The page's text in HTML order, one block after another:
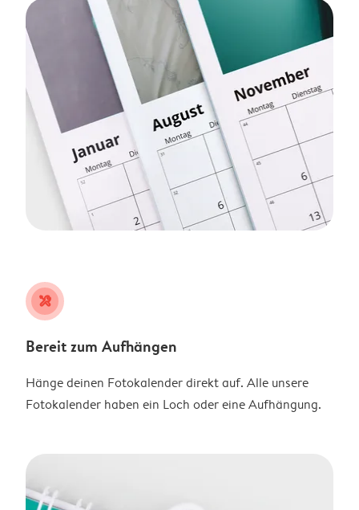
tools
Bereit zum Aufhängen
Hänge deinen Fotokalender direkt auf. Alle unsere
Fotokalender haben ein Loch oder eine Aufhängung.